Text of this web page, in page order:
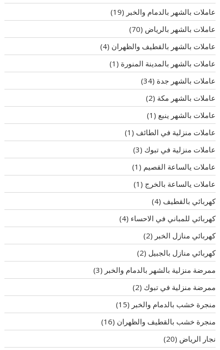
عاملات بالشهر بالدمام والخبر (19)
عاملات بالشهر بالرياض (70)
عاملات بالشهر بالقطيف والظهران (4)
عاملات بالشهر بالمدينة المنورة (1)
عاملات بالشهر جدة (34)
عاملات بالشهر مكة (2)
عاملات بالشهر ينبع (1)
عاملات منزلية في الطائف (1)
عاملات منزلية في تبوك (3)
عاملات يالساعة القصيم (1)
عاملات يالساعة بالخرج (1)
كهربائي بالقطيف (4)
كهربائي للمباني في الاحساء (4)
كهربائي منازل الخبر (2)
كهربائي منازل بالجبيل (2)
ممرضة منزلية بالشهر بالدمام والخبر (3)
ممرضة منزلية في تبوك (2)
منجرة خشب بالدمام والخبر (15)
منجرة خشب بالقطيف والظهران (16)
نجار الرياض (20)